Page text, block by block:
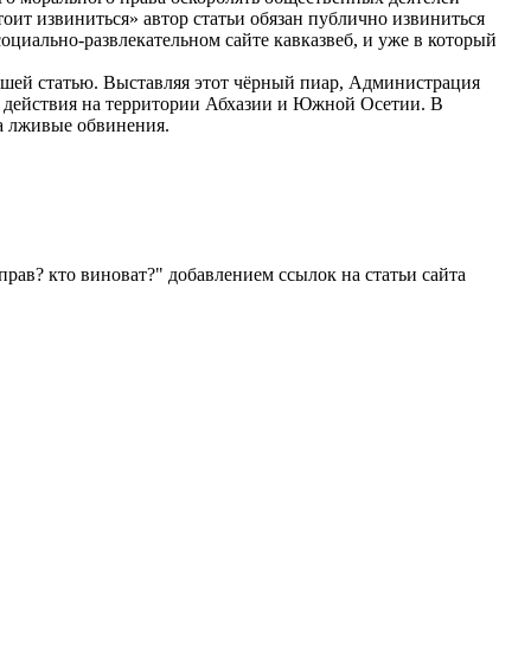
извиниться» автор статьи обязан публично извиниться
развлекательном сайте кавказвеб, и уже в который
статью. Выставляя этот чёрный пиар, Администрация
действия на территории Абхазии и Южной Осетии. В
лживые обвинения.
кто виноват?" добавлением ссылок на статьи сайта